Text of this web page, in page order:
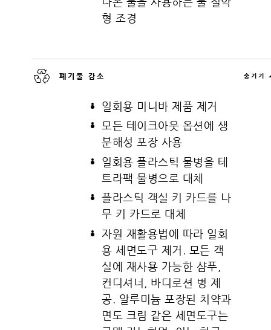
형 조경
폐기물 감소 숨기기
일회용 미니바 제품 제거
모든 테이크아웃 옵션에 생
분해성 포장 사용
일회용 플라스틱 물병을 테
트라팩 물병으로 대체
플라스틱 객실 키 카드를 나
무 키 카드로 대체
자원 재활용법에 따라 일회
용 세면도구 제거. 모든 객
실에 재사용 가능한 샴푸,
컨디셔너, 바디로션 병 제
공. 알루미늄 포장된 치약과
면도 크림 같은 세면도구는